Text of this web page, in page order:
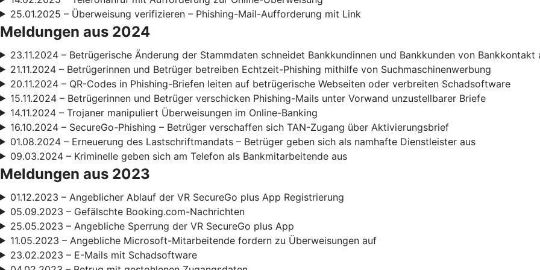
25.01.2025 – Überweisung verifizieren – Phishing-Mail-Aufforderung mit Link
Meldungen aus 2024
23.11.2024 – Betrügerische Änderung der Stammdaten schneidet Bankkundinnen und Bankkunden von Bankkontakt
21.11.2024 – Betrügerinnen und Betrüger betreiben Echtzeit-Phishing mithilfe von Suchmaschinenwerbung
20.11.2024 – QR-Codes in Phishing-Briefen leiten auf betrügerische Webseiten oder verbreiten Schadsoftware
15.11.2024 – Betrügerinnen und Betrüger verschicken Phishing-Mails unter Vorwand unzustellbarer Briefe
14.11.2024 – Trojaner manipuliert Überweisungen im Online-Banking
16.10.2024 – SecureGo-Phishing – Betrüger verschaffen sich TAN-Zugang über Aktivierungsbrief
01.08.2024 – Erneuerung des Lastschriftmandats – Betrüger geben sich als namhafte Dienstleister aus
09.03.2024 – Kriminelle geben sich am Telefon als Bankmitarbeitende aus
Meldungen aus 2023
01.12.2023 – Angeblicher Ablauf der VR SecureGo plus App Registrierung
05.09.2023 – Gefälschte Booking.com-Nachrichten
25.05.2023 – Angebliche Sperrung der VR SecureGo plus App
11.05.2023 – Angebliche Microsoft-Mitarbeitende fordern zu Überweisungen auf
23.02.2023 – E-Mails mit Schadsoftware